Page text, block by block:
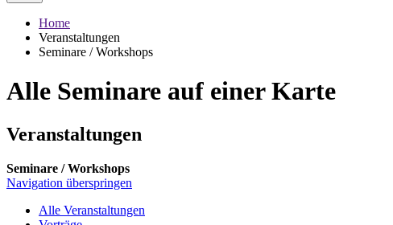
Home
Veranstaltungen
Seminare / Workshops
Alle Seminare auf einer Karte
Veranstaltungen
Seminare / Workshops
Navigation überspringen
Alle Veranstaltungen